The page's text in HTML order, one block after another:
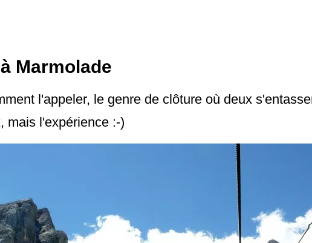
Marmolade
l'appeler, le genre de clôture où deux
mais l'expérience :-)